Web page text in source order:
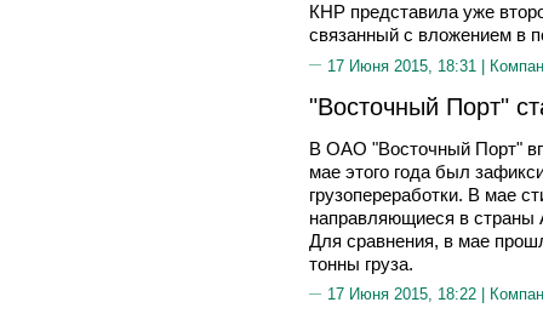
КНР представила уже
связанный с вложением в
17 Июня 2015, 18:31 |
"Восточный Порт"
В ОАО "Восточный Порт"
мае этого года был
грузопереработки. В мае
направляющиеся в страны
Для сравнения, в мае
тонны груза.
17 Июня 2015, 18:22 |